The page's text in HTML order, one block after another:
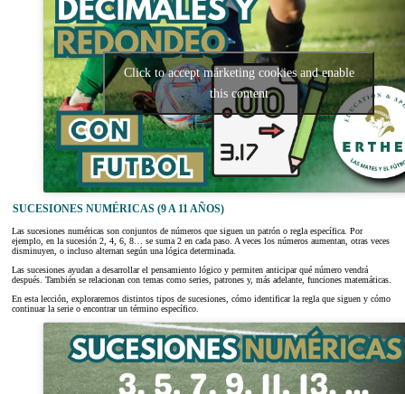
Click to accept márketing cookies and enable
this content
SUCESIONES NUMÉRICAS (9 A 11 AÑOS)
Las sucesiones numéricas son conjuntos de números que siguen un patrón o regla específica. Por
ejemplo, en la sucesión 2, 4, 6, 8… se suma 2 en cada paso. A veces los números aumentan, otras veces
disminuyen, o incluso alternan según una lógica determinada.
Las sucesiones ayudan a desarrollar el pensamiento lógico y permiten anticipar qué número vendrá
después. También se relacionan con temas como series, patrones y, más adelante, funciones matemáticas.
En esta lección, exploraremos distintos tipos de sucesiones, cómo identificar la regla que siguen y cómo
continuar la serie o encontrar un término específico.